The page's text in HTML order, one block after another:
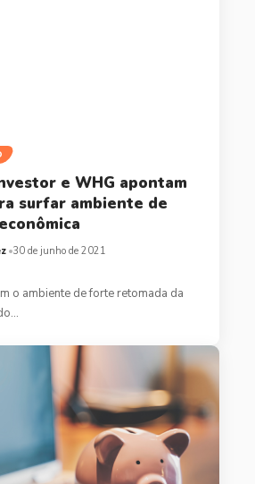
e WHG apontam
surfar ambiente de
30 de junho de 2021
o ambiente de forte retomada da